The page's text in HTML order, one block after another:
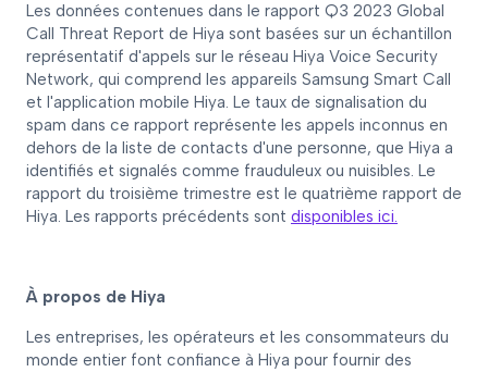
Les données contenues dans le rapport Q3 2023 Global
Call Threat Report de Hiya sont basées sur un échantillon
représentatif d'appels sur le réseau Hiya Voice Security
Network, qui comprend les appareils Samsung Smart Call
et l'application mobile Hiya. Le taux de signalisation du
spam dans ce rapport représente les appels inconnus en
dehors de la liste de contacts d'une personne, que Hiya a
identifiés et signalés comme frauduleux ou nuisibles. Le
rapport du troisième trimestre est le quatrième rapport de
Hiya. Les rapports précédents sont disponibles ici.
À propos de Hiya
Les entreprises, les opérateurs et les consommateurs du
monde entier font confiance à Hiya pour fournir des